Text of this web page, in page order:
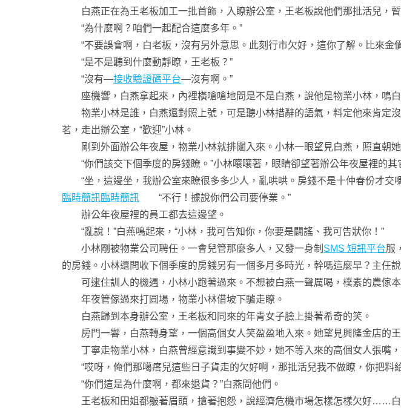
白燕正在為王老板加工一批首飾，入瞭辦公室，王老板說他們那批活兒，暫
“為什麼啊？咱們一起配合這麼多年。”
“不要誤會啊，白老板，沒有另外意思。此刻行市欠好，這你了解。比來金
“是不是聽到什麼動靜瞭，王老板？”
“沒有—接收驗證碼平台—沒有啊。”
座機響，白燕拿起來，內裡橫嗆嗆地問是不是白燕，說他是物業小林，鳴白
物業小林是誰，白燕還對照上號，可是聽小林措辭的語氣，料定他來肯定
茗，走出辦公室，“歡迎”小林。
剛到外面辦公年夜屋，物業小林就排闥入來。小林一眼望見白燕，照直朝她
“你們該交下個季度的房錢瞭。”小林嚷嚷著，眼睛卻望著辦公年夜屋裡的其
“坐，這邊坐，我辦公室來瞭很多多少人，亂哄哄。房錢不是十仲春份才交
臨時簡訊臨時簡訊 “不行！據說你們公司要停業。”
辦公年夜屋裡的員工都去這邊望。
“亂說！”白燕鳴起來，“小林，我可告知你，你要是闢謠、我可告狀你！”
小林剛被物業公司聘任。一會兒管那麼多人，又發一身制 SMS 短訊平台服
的房錢。小林還問收下個季度的房錢另有一個多月多時光，幹嗎這麼早？主任
可逮住訓人的機遇，小林小跑著過來。不想被白燕一聲厲喝，樸素的農傢本
年夜管傢過來打圓場，物業小林借坡下驢走瞭。
白燕歸到本身辦公室，王老板和同來的年青女子臉上掛著希奇的笑。
房門一響，白燕轉身望，一個高個女人笑盈盈地入來。她望見興隆金店的王
丁寧走物業小林，白燕曾經意識到事變不妙，她不等入來的高個女人張嘴，
“哎呀，俺們那噶瘩兒這些日子貨走的欠好啊，那批活兒我不做瞭，你把料
“你們這是為什麼啊，都來退貨？”白燕問他們。
王老板和田姐都皺著眉頭，搶著抱怨，說經濟危機市場怎樣怎樣欠好……白